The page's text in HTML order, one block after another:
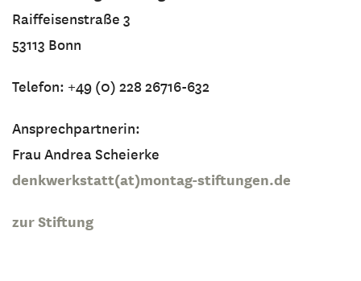
Raiffeisenstraße 3
53113 Bonn
Telefon: +49 (0) 228 26716-632
Ansprechpartnerin:
Frau Andrea Scheierke
denkwerkstatt(at)montag-stiftungen.de
zur Stiftung